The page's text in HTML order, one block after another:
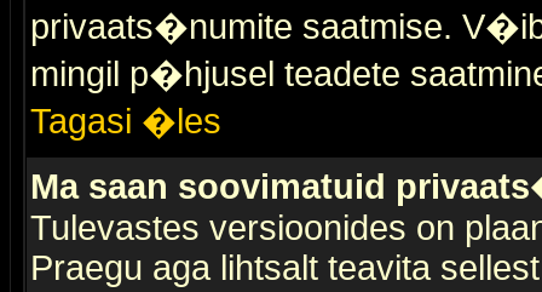
privaats�numite saatmise.
mingil p�hjusel teadete
Tagasi �les
Ma saan soovimatuid
Tulevastes versioonides on
Praegu aga lihtsalt teavita